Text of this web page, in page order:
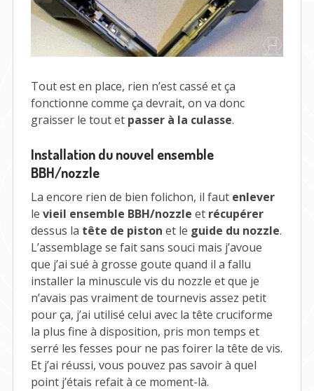
Tout est en place, rien n’est cassé et ça
fonctionne comme ça devrait, on va donc
graisser le tout et passer à la culasse.
Installation du nouvel ensemble
BBH/nozzle
La encore rien de bien folichon, il faut enlever
le vieil ensemble BBH/nozzle et récupérer
dessus la tête de piston et le guide du nozzle.
L’assemblage se fait sans souci mais j’avoue
que j’ai sué à grosse goute quand il a fallu
installer la minuscule vis du nozzle et que je
n’avais pas vraiment de tournevis assez petit
pour ça, j’ai utilisé celui avec la tête cruciforme
la plus fine à disposition, pris mon temps et
serré les fesses pour ne pas foirer la tête de vis.
Et j’ai réussi, vous pouvez pas savoir à quel
point j’étais refait à ce moment-là.